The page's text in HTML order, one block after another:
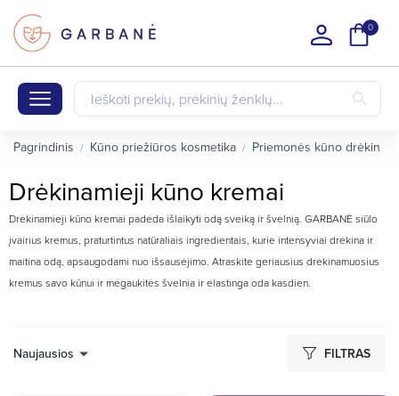
0
Pagrindinis Kūno priežiūros kosmetika Priemonės kūno
Drėkinamieji kūno kremai
Drėkinamieji kūno kremai padeda išlaikyti odą sveiką ir švelnią. GARBANĖ siūlo
įvairius kremus, praturtintus natūraliais ingredientais, kurie intensyviai drėkina ir
maitina odą, apsaugodami nuo išsausėjimo. Atraskite geriausius drėkinamuosius
kremus savo kūnui ir mėgaukitės švelnia ir elastinga oda kasdien.
Naujausios FILTRAS